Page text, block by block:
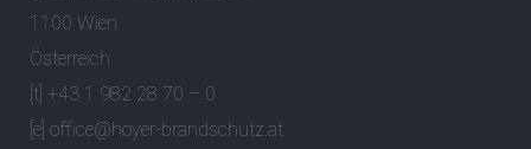
1100 Wien
Österreich
[t] +43 1 982 28 70 – 0
[e] office@hoyer-brandschutz.at